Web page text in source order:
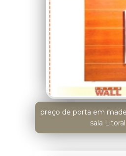
preço de porta em
sala Litoral